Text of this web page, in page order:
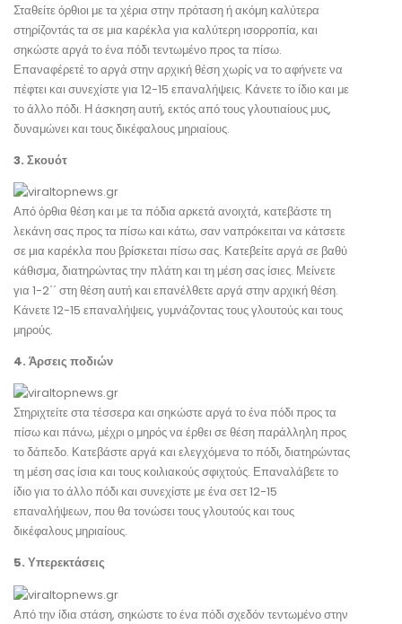
Σταθείτε όρθιοι με τα χέρια στην πρόταση ή ακόμη καλύτερα
στηρίζοντάς τα σε μια καρέκλα για καλύτερη ισορροπία, και
σηκώστε αργά το ένα πόδι τεντωμένο προς τα πίσω.
Επαναφέρετέ το αργά στην αρχική θέση χωρίς να το αφήνετε να
πέφτει και συνεχίστε για 12-15 επαναλήψεις. Κάνετε το ίδιο και με
το άλλο πόδι. Η άσκηση αυτή, εκτός από τους γλουτιαίους μυς,
δυναμώνει και τους δικέφαλους μηριαίους.
3. Σκουότ
Από όρθια θέση και με τα πόδια αρκετά ανοιχτά, κατεβάστε τη
λεκάνη σας προς τα πίσω και κάτω, σαν ναπρόκειται να κάτσετε
σε μια καρέκλα που βρίσκεται πίσω σας. Κατεβείτε αργά σε βαθύ
κάθισμα, διατηρώντας την πλάτη και τη μέση σας ίσιες. Μείνετε
για 1-2΄΄ στη θέση αυτή και επανέλθετε αργά στην αρχική θέση.
Κάνετε 12-15 επαναλήψεις, γυμνάζοντας τους γλουτούς και τους
μηρούς.
4. Άρσεις ποδιών
Στηριχτείτε στα τέσσερα και σηκώστε αργά το ένα πόδι προς τα
πίσω και πάνω, μέχρι ο μηρός να έρθει σε θέση παράλληλη προς
το δάπεδο. Κατεβάστε αργά και ελεγχόμενα το πόδι, διατηρώντας
τη μέση σας ίσια και τους κοιλιακούς σφιχτούς. Επαναλάβετε το
ίδιο για το άλλο πόδι και συνεχίστε με ένα σετ 12-15
επαναλήψεων, που θα τονώσει τους γλουτούς και τους
δικέφαλους μηριαίους.
5. Υπερεκτάσεις
Από την ίδια στάση, σηκώστε το ένα πόδι σχεδόν τεντωμένο στην